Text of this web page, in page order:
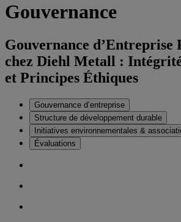
Gouvernance
Gouvernance d’Entreprise
chez Diehl Metall :
et Principes Éthiques
Gouvernance d’entreprise
Structure de développement durable
Initiatives environnementales &
Évaluations